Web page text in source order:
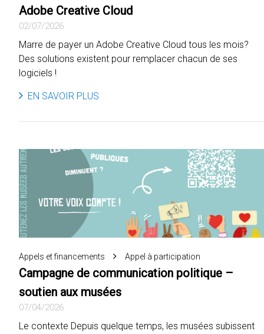
Adobe Creative Cloud
02/07/2026
Marre de payer un Adobe Creative Cloud tous les mois?
Des solutions existent pour remplacer chacun de ses
logiciels !
EN SAVOIR PLUS
Appels et financements Appel à participation
Campagne de communication politique –
soutien aux musées
07/04/2026
Le contexte Depuis quelque temps, les musées subissent